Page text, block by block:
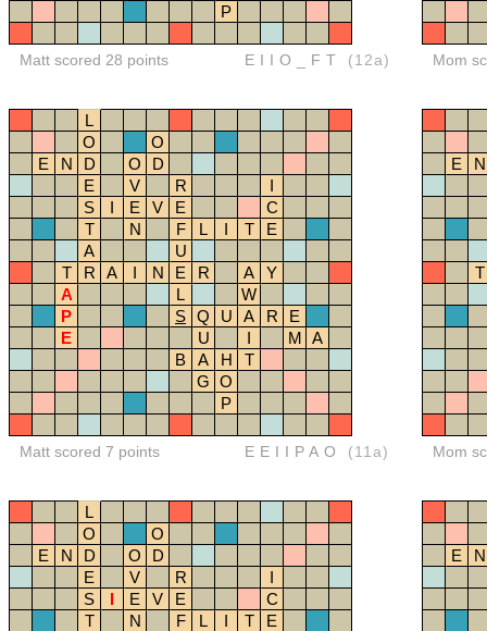
P
Matt scored 28 points EIIO_FT (12a) Mom
L
O
O
E
N D O
D
E
V R
I
S
I E V E
C
T
N F L I T
E
A
U
T
R A I N E R A
Y
A
L
W
P
S Q U A R
E
E
U I M A
B
A H
T
G O
P
Matt scored 7 points EEIIPAO (11a)
E N
T
Mom
L
O
O
E
N D O
D
E
V R
I
S
I E V E
C
T
N F L I T
E
E N